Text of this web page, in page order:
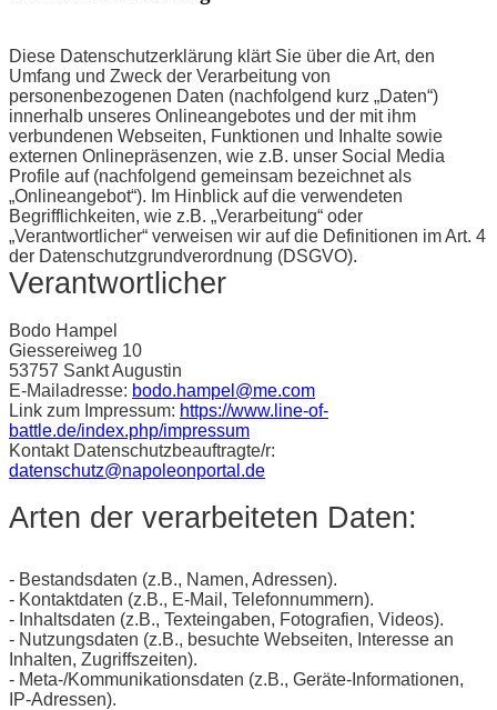
Diese Datenschutzerklärung klärt Sie über die Art, den
Umfang und Zweck der Verarbeitung von
personenbezogenen Daten (nachfolgend kurz „Daten“)
innerhalb unseres Onlineangebotes und der mit ihm
verbundenen Webseiten, Funktionen und Inhalte sowie
externen Onlinepräsenzen, wie z.B. unser Social Media
Profile auf (nachfolgend gemeinsam bezeichnet als
„Onlineangebot“). Im Hinblick auf die verwendeten
Begrifflichkeiten, wie z.B. „Verarbeitung“ oder
„Verantwortlicher“ verweisen wir auf die Definitionen im Art. 4
der Datenschutzgrundverordnung (DSGVO).
Verantwortlicher
Bodo Hampel
Giessereiweg 10
53757 Sankt Augustin
E-Mailadresse: bodo.hampel@me.com
Link zum Impressum: https://www.line-of-
battle.de/index.php/impressum
Kontakt Datenschutzbeauftragte/r:
datenschutz@napoleonportal.de
Arten der verarbeiteten Daten:
- Bestandsdaten (z.B., Namen, Adressen).
- Kontaktdaten (z.B., E-Mail, Telefonnummern).
- Inhaltsdaten (z.B., Texteingaben, Fotografien, Videos).
- Nutzungsdaten (z.B., besuchte Webseiten, Interesse an
Inhalten, Zugriffszeiten).
- Meta-/Kommunikationsdaten (z.B., Geräte-Informationen,
IP-Adressen).